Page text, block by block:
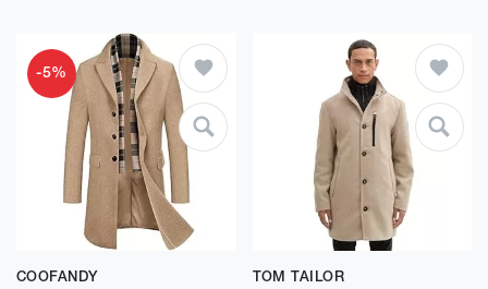
-5%
COOFANDY
TOM TAILOR